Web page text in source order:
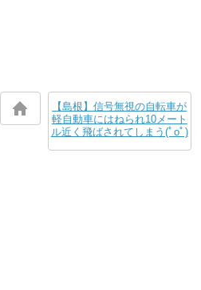
【島根】信号無視の自転車が
軽自動車にはねられ10メート
ル近く飛ばされてしまう(ﾟoﾟ)